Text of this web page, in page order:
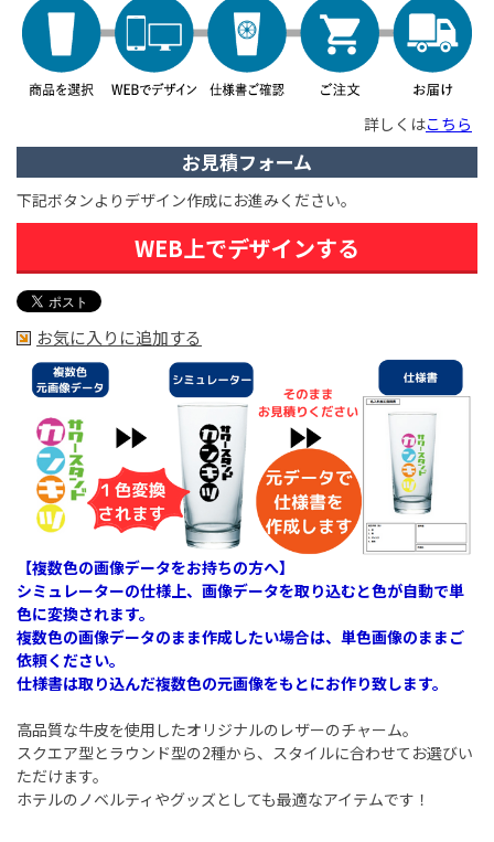
詳しくはこちら
お見積フォーム
下記ボタンよりデザイン作成にお進みください。
WEB上でデザインする
お気に入りに追加する
【複数色の画像データをお持ちの方へ】
シミュレーターの仕様上、画像データを取り込むと色が自動で単
色に変換されます。
複数色の画像データのまま作成したい場合は、単色画像のままご
依頼ください。
仕様書は取り込んだ複数色の元画像をもとにお作り致します。
高品質な牛皮を使用したオリジナルのレザーのチャーム。
スクエア型とラウンド型の2種から、スタイルに合わせてお選びい
ただけます。
ホテルのノベルティやグッズとしても最適なアイテムです！